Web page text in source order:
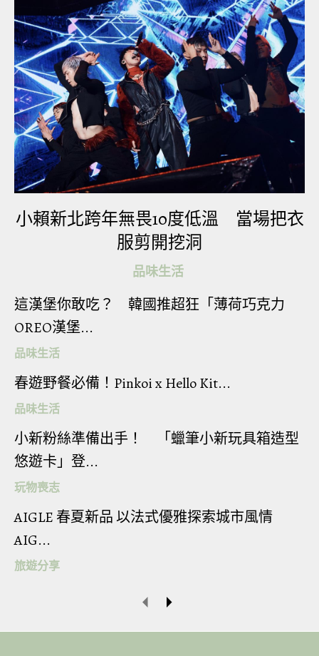
屎大
小賴新北跨年無畏10度低溫 當場把衣
服剪開挖洞
品味生活
這漢堡你敢吃？ 韓國推超狂「薄荷巧克力
OREO漢堡...
品味生活
春遊野餐必備！Pinkoi x Hello Kit...
品味生活
小新粉絲準備出手！ 「蠟筆小新玩具箱造型
悠遊卡」登...
玩物喪志
AIGLE 春夏新品 以法式優雅探索城市風情
AIG...
旅遊分享